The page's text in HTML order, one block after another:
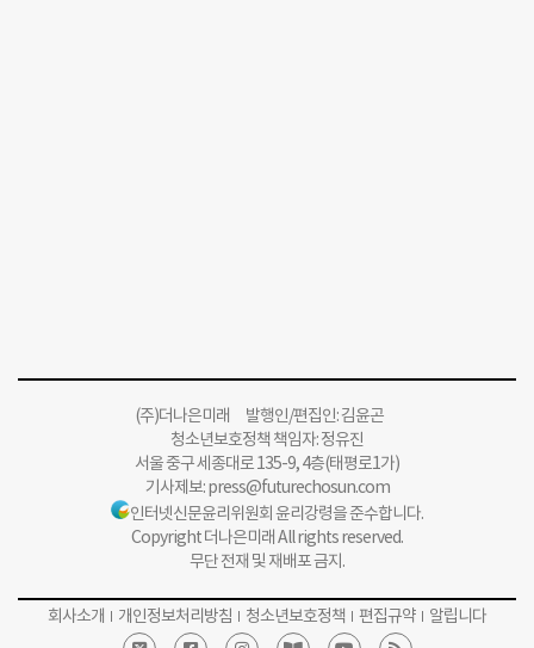
(주)더나은미래 발행인/편집인: 김윤곤
청소년보호정책 책임자: 정유진
서울 중구 세종대로 135-9, 4층(태평로1가)
기사제보:press@futurechosun.com
인터넷신문윤리위원회 윤리강령을 준수합니다.
Copyright 더나은미래 All rights reserved.
무단 전재 및 재배포 금지.
회사소개 개인정보처리방침 청소년보호정책 편집규약 알립니다